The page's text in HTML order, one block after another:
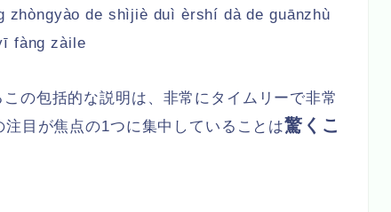
de shìjiè duì èrshí dà de guānzhù
fàng zàile
の包括的な説明は、非常にタイムリーで非常
目が焦点の1つに集中していることは驚くこ